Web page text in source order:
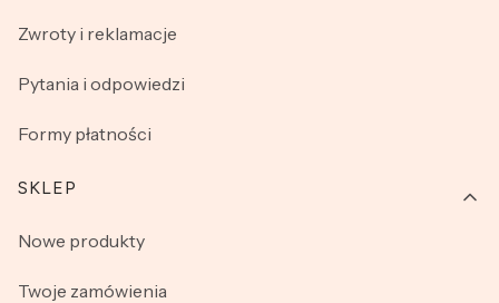
Zwroty i reklamacje
Pytania i odpowiedzi
Formy płatności
SKLEP
Nowe produkty
Twoje zamówienia